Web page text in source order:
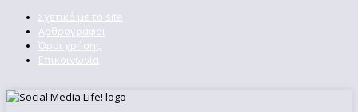
Σχετικά με το site
Αρθρογράφοι
Όροι χρήσης
Επικοινωνία